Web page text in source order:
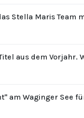
Stella Maris Team
aus dem Vorjahr.
am Waginger See